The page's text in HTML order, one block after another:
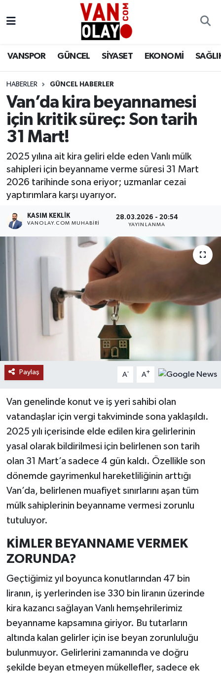
VANSPOR GÜNCEL SİYASET EKONOMİ
HABERLER GÜNCEL HABERLER
Van’da kira beyannamesi
için kritik süreç: Son tarih
31 Mart!
2025 yılına ait kira geliri elde eden Vanlı mülk
sahipleri için beyanname verme süresi 31 Mart
2026 tarihinde sona eriyor; uzmanlar cezai
yaptırımlara karşı uyarıyor.
KASIM KEKLIK
VANOLAY.COM MUHABIRI
28.03.2026 - 20:54
YAYINLANMA
Paylaş A- A+
Van genelinde konut ve iş yeri sahibi olan
vatandaşlar için vergi takviminde sona yaklaşıldı.
2025 yılı içerisinde elde edilen kira gelirlerinin
yasal olarak bildirilmesi için belirlenen son tarih
olan 31 Mart’a sadece 4 gün kaldı. Özellikle son
dönemde gayrimenkul hareketliliğinin arttığı
Van’da, belirlenen muafiyet sınırlarını aşan tüm
mülk sahiplerinin beyanname vermesi zorunlu
tutuluyor.
KİMLER BEYANNAME VERMEK
ZORUNDA?
Geçtiğimiz yıl boyunca konutlarından 47 bin
liranın, iş yerlerinden ise 330 bin liranın üzerinde
kira kazancı sağlayan Vanlı hemşehrilerimiz
beyanname kapsamına giriyor. Bu tutarların
altında kalan gelirler için ise beyan zorunluluğu
bulunmuyor. Gelirlerini zamanında ve doğru
şekilde beyan etmeyen mükellefler, sadece ek
Siyaset
Ekonomi
Sağlık
Eğitim
Dünya
RESMİ İLANLAR
Van Nöbetçi Eczaneler
Van Namaz Vakitleri
Van Trafik Yoğunluk Haritası
Süper Lig Puan Durumu ve Fikstür
Tüm Manşetler
Son Dakika Haberleri
Haber Arşivi